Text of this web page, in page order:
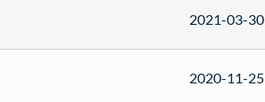
2021-03-30
2020-11-25